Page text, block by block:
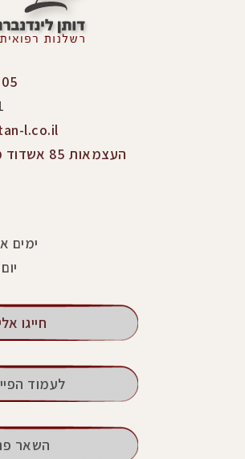
l.co.il
העצמאות 85 אשדוד מרכז פרימק
ימים א' - ה'
יום
חייגו
לעמוד
השאר